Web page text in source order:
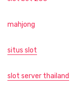
mahjong
situs slot
slot server thailand